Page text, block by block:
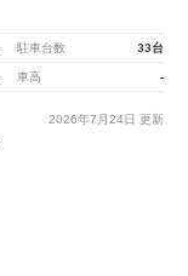
駐車台数 33台
車高 -
2026年7月24日 更新